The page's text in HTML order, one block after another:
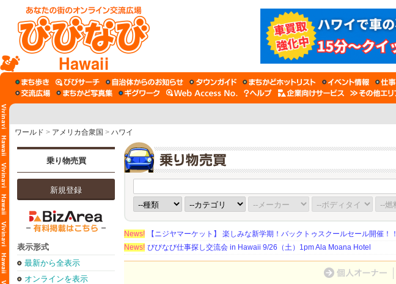
Hawaii
ワールド > アメリカ合衆国 > ハワイ
乗り物売買
新規登録
表示形式
最新から全表示
オンラインを表示
News!
【ニジヤマーケット】 楽しみな新学期！バックトゥスクールセール開催！！
News! びびなび仕事探し交流会 in Hawaii 9/26（土）1pm Ala Moana Hotel